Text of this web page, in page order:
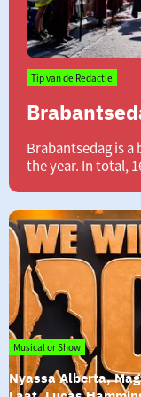
Brabantsedag
Heeze
Tip van de Redactie
Brabantsedag is
the year. In total,
Nyassa Alberta,
Musical or Show